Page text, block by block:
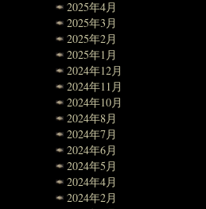
2025年4月
2025年3月
2025年2月
2025年1月
2024年12月
2024年11月
2024年10月
2024年8月
2024年7月
2024年6月
2024年5月
2024年4月
2024年2月